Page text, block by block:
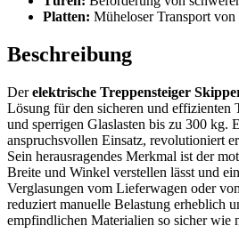
Platten: Müheloser Transport
Beschreibung
Derelektrische Treppensteiger
Lösung für den sicheren und effizienten
und sperrigen Glaslasten bis zu 300 kg.
anspruchsvollen Einsatz, revolutioniert
Sein herausragendes Merkmal ist der
Breite und Winkel verstellen lässt und
Verglasungen vom Lieferwagen oder
reduziert manuelle Belastung erheblich
empfindlichen Materialien so sicher wie